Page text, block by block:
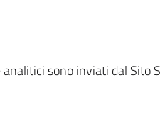
sono inviati dal Sito